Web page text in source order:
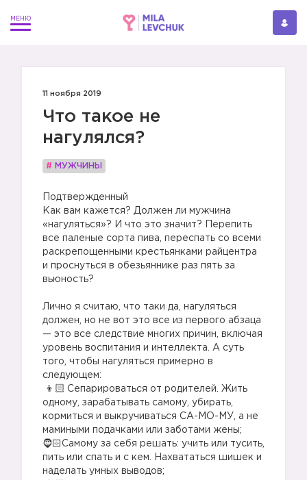
11 ноября 2019
Что такое не
нагулялся?
# МУЖЧИНЫ
Подтвержденный
Как вам кажется? Должен ли мужчина
«нагуляться»? И что это значит? Перепить
все паленые сорта пива, переспать со всеми
раскрепощенными крестьянками райцентра
и проснуться в обезьяннике раз пять за
вьюность?
Лично я считаю, что таки да, нагуляться
должен, но не вот это все из первого абзаца
— это все следствие многих причин, включая
уровень воспитания и интеллекта. А суть
того, чтобы нагуляться примерно в
следующем:
Сепарироваться от родителей. Жить
одному, зарабатывать самому, убирать,
кормиться и выкручиваться СА-МО-МУ, а не
мамиными подачками или заботами жены;
🧔🏻Самому за себя решать: учить или тусить,
пить или спать и с кем. Нахвататься шишек и
наделать умных выводов;